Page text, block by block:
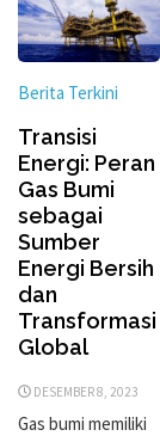
Berita Terkini
Transisi
Energi: Peran
Gas Bumi
sebagai
Sumber
Energi Bersih
dan
Transformasi
Global
DESEMBER 8, 2023
Gas bumi memiliki